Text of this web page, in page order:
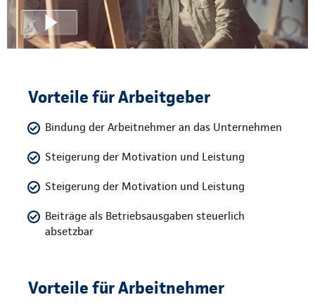
Vorteile für Arbeitgeber
Bindung der Arbeitnehmer an das Unternehmen
Steigerung der Motivation und Leistung
Steigerung der Motivation und Leistung
Beiträge als Betriebsausgaben steuerlich
absetzbar
Vorteile für Arbeitnehmer